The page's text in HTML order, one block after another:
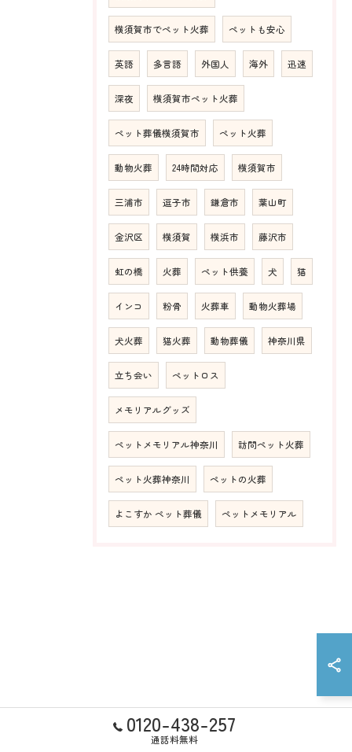
横須賀市でペット火葬 ペットも安心
英語 多言語 外国人 海外 迅速
深夜 横須賀市ペット火葬
ペット葬儀横須賀市 ペット火葬
動物火葬 24時間対応 横須賀市
三浦市 逗子市 鎌倉市 葉山町
金沢区 横須賀 横浜市 藤沢市
虹の橋 火葬 ペット供養 犬 猫
インコ 粉骨 火葬車 動物火葬場
犬火葬 猫火葬 動物葬儀 神奈川県
立ち会い ペットロス
メモリアルグッズ
ペットメモリアル神奈川 訪問ペット火葬
ペット火葬神奈川 ペットの火葬
よこすか ペット葬儀 ペットメモリアル
0120-438-257
通話料無料